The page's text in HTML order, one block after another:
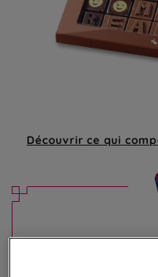
Découvrir ce qui
Message
Offrez un